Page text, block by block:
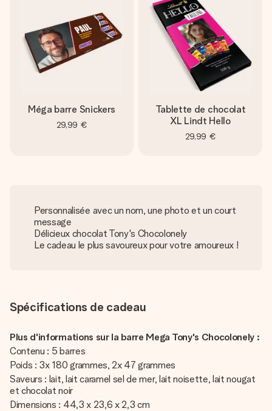
Méga barre Snickers
29,99 €
Tablette de chocolat
XL Lindt Hello
29,99 €
Personnalisée avec un nom, une photo et un court
message
Délicieux chocolat Tony's Chocolonely
Le cadeau le plus savoureux pour votre amoureux !
Spécifications de cadeau
Plus d'informations sur la barre Mega Tony's Chocolonely :
Contenu : 5 barres
Poids : 3x 180 grammes, 2x 47 grammes
Saveurs : lait, lait caramel sel de mer, lait noisette, lait nougat
et chocolat noir
Dimensions : 44,3 x 23,6 x 2,3 cm